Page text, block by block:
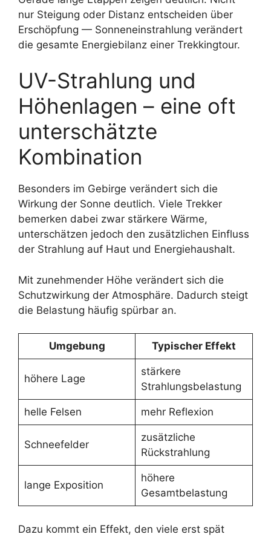
nur Steigung oder Distanz entscheiden über
Erschöpfung — Sonneneinstrahlung verändert
die gesamte Energiebilanz einer Trekkingtour.
UV-Strahlung und
Höhenlagen – eine oft
unterschätzte
Kombination
Besonders im Gebirge verändert sich die
Wirkung der Sonne deutlich. Viele Trekker
bemerken dabei zwar stärkere Wärme,
unterschätzen jedoch den zusätzlichen Einfluss
der Strahlung auf Haut und Energiehaushalt.
Mit zunehmender Höhe verändert sich die
Schutzwirkung der Atmosphäre. Dadurch steigt
die Belastung häufig spürbar an.
Umgebung Typischer Effekt
höhere Lage
stärkere
Strahlungsbelastung
helle Felsen mehr Reflexion
Schneefelder
zusätzliche
Rückstrahlung
lange Exposition
höhere
Gesamtbelastung
Dazu kommt ein Effekt, den viele erst spät